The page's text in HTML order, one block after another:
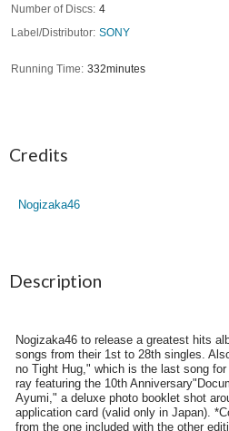
Number of Discs 4
Label/Distributor SONY
Running Time 332minutes
Credits
Nogizaka46
Description
Nogizaka46 to release a greatest hits
songs from their 1st to 28th singles.
no Tight Hug," which is the last song
ray featuring the 10th
Ayumi," a deluxe photo booklet shot
application card (valid only in Japan).
from the one included with the other